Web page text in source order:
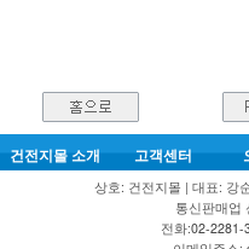
건전지몰 소개 고객센터
상호: 건전지몰 | 대표: 강
통신판매업
전화:02-2281-